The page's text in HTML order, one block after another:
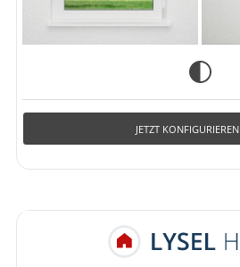
JETZT KONFIGURIEREN